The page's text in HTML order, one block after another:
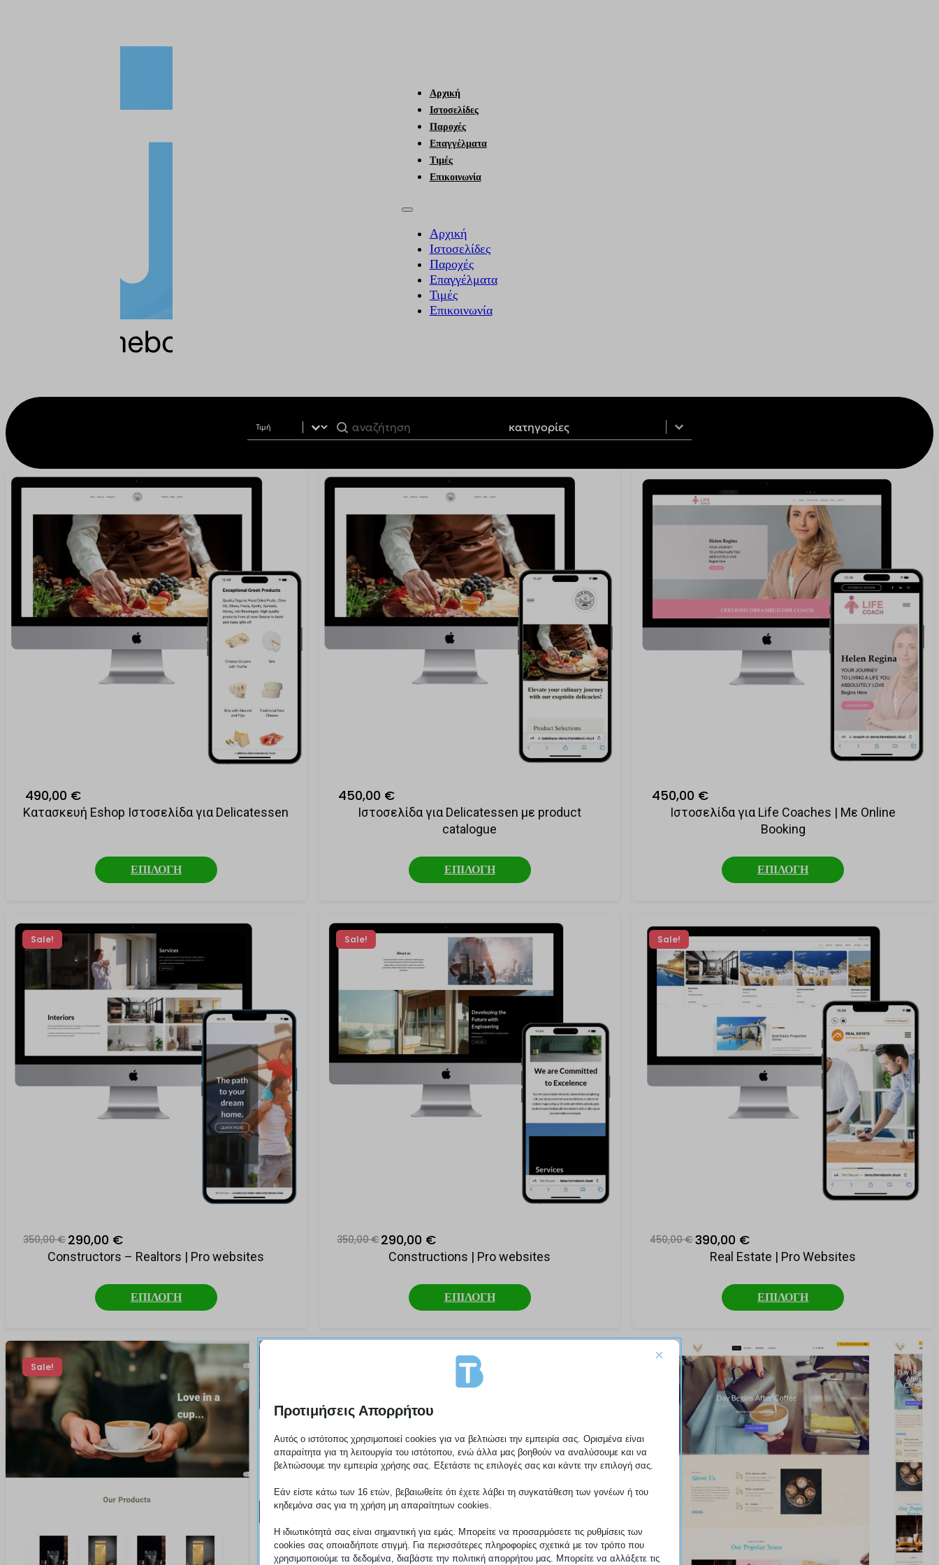
Αρχική
Ιστοσελίδες
Παροχές
Επαγγέλματα
Τιμές
Επικοινωνία
Αρχική
Ιστοσελίδες
Παροχές
Επαγγέλματα
Τιμές
Επικοινωνία
anazitisi Filter by Product Category Categories
490,00 €
Κατασκευή Eshop Ιστοσελίδα για Delicatessen
ΕΠΙΛΟΓΗ
450,00 €
Ιστοσελίδα για Delicatessen με product
catalogue
ΕΠΙΛΟΓΗ
450,00 €
Ιστοσελίδα για Life Coaches | Με Online
Booking
ΕΠΙΛΟΓΗ
Sale!
350,00 € 290,00 €
Constructors – Realtors | Pro websites
ΕΠΙΛΟΓΗ
Sale!
350,00 €290,00 €
Constructions | Pro websites
ΕΠΙΛΟΓΗ
Sale!
450,00 €390,00 €
Real Estate | Pro Websites
ΕΠΙΛΟΓΗ
Sale!
Προτιμήσεις Απορρήτου
×
Αυτός ο ιστότοπος χρησιμοποιεί cookies για να βελτιώσει την εμπειρία σας. Ορισμένα είναι
απαραίτητα για τη λειτουργία του ιστότοπου, ενώ άλλα μας βοηθούν να αναλύσουμε και να
βελτιώσουμε την εμπειρία χρήσης σας. Εξετάστε τις επιλογές σας και κάντε την επιλογή σας.
Εάν είστε κάτω των 16 ετών, βεβαιωθείτε ότι έχετε λάβει τη συγκατάθεση των γονέων ή του
κηδεμόνα σας για τη χρήση μη απαραίτητων cookies.
Η ιδιωτικότητά σας είναι σημαντική για εμάς. Μπορείτε να προσαρμόσετε τις ρυθμίσεις των
cookies σας οποιαδήποτε στιγμή. Για περισσότερες πληροφορίες σχετικά με τον τρόπο που
χρησιμοποιούμε τα δεδομένα, διαβάστε την πολιτική απορρήτου μας. Μπορείτε να αλλάξετε τις